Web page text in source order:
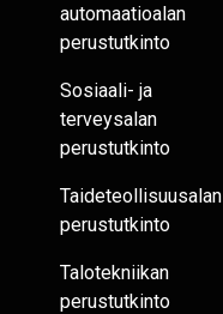
automaatioalan
perustutkinto
Sosiaali- ja
terveysalan
perustutkinto
Taideteollisuusalan
perustutkinto
Talotekniikan
perustutkinto